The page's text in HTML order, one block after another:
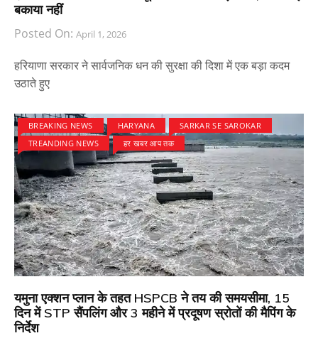
बकाया नहीं
Posted On: April 1, 2026
हरियाणा सरकार ने सार्वजनिक धन की सुरक्षा की दिशा में एक बड़ा कदम
उठाते हुए
BREAKING NEWS HARYANA
SARKAR SE SAROKAR
TREANDING NEWS
हर खबर आप तक
यमुना एक्शन प्लान के तहत HSPCB ने तय की समयसीमा, 15
दिन में STP सैंपलिंग और 3 महीने में प्रदूषण स्रोतों की मैपिंग के
निर्देश